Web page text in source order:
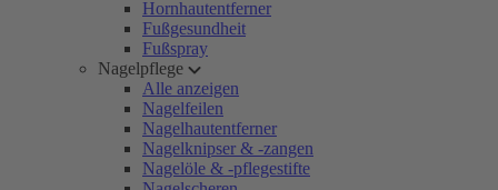
Hornhautentferner
Fußgesundheit
Fußspray
Nagelpflege
Alle anzeigen
Nagelfeilen
Nagelhautentferner
Nagelknipser & -zangen
Nagelöle & -pflegestifte